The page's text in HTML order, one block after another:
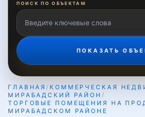
Куйлюкское шоссе
Мирабад
Мирабадская
ПОИСК ПО ОБЪЕКТАМ
ПОКАЗАТЬ
ГЛАВНАЯ / КОММЕРЧЕСКАЯ
МИРАБАДСКИЙ РАЙОН /
ТОРГОВЫЕ ПОМЕЩЕНИЯ НА
МИРАБАДСКОМ РАЙОНЕ